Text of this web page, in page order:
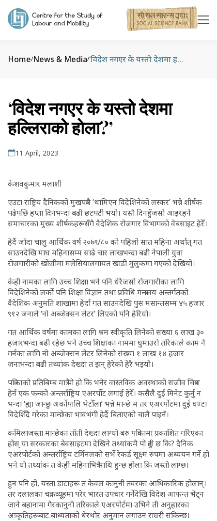
Home/News & Media/ ‘विदेश नगएर के यस्तो देशमा हल्लिराको होला?’
‘विदेश नगएर के यस्तो देशमा
हल्लिराको होला?’
11 April, 2023
केशवकुमार मलाशी
एउटा राष्ट्रिय दैनिकको मुखपत्रमै ‘थामिएन विदेशिनेको लस्कर’ भन्ने शीर्षक
पढेपछि हप्ता दिनभन्दा बढी छटपटी भयो। यस्तै दिनहुँजसो आइरहने
समाचारका मुख्य शीर्षकहरूसँगै वैदेशिक रोजगार विभागको वेबसाइट हेरेँ।
हेर्दै जाँदा चालु आर्थिक वर्ष २०७९/८० को पहिलो सात महिना अर्थात् गत
साउनदेखि माघ महिनासम्म साढे चार लाखभन्दा बढी नेपाली युवा
रोजगारीको खोजीमा मलेसियालगायत खाडी मुलुकमा गएको देखियो।
केही नामका लागि उच्च शिक्षा भने पनि धेरैजसो रोजगारीका लागि
विदेशिनेको लर्को पनि शिक्षा विज्ञान तथा प्रविधि मन्त्रालय अन्तर्गतको
वैदेशिक अनुमति शाखामा हेर्दा गत साउनदेखि पुस मसान्तसम्म ४५ हजार
९१२ जनाले ‘नो अब्जेक्सन लेटर’ लिएको पनि हेरियो।
गत आर्थिक वर्षमा कामका लागि श्रम स्वीकृति लिनेको संख्या ६ लाख ३०
हजारभन्दा बढी रहेछ भने उच्च शिक्षाका नाममा घुमाउरो तरिकाले काम नै
गर्नका लागि नो अब्जेक्सन लेटर लिनेको संख्या १ लाख १४ हजार
जनाभन्दा बढी तथ्यांक देख्दा त झन् हेरेको हेरै भइयो।
पत्रिकाको प्रतिबिम्ब मात्रै पो हो कि भनेर वास्तविक अवस्थाको सजीव चित्रण
हेर्न एक फन्को अन्तर्राष्ट्रिय एअरर्पोट लगाई हेरेँ। कसैलै दुई मिनेट कुर्नु न
भन्दा ‘ह्या जान्छु अर्कोपालि भेटौँला’ भन्ने मान्छे म तर एअरर्पोटमा दुई घण्टा
विदेशिँदै गरेका मान्छेका भावभंगी हेर्दै बिताएको चालै पाइनँ।
कमिलाजस्ता मान्छेका ताँती देख्दा लाग्यो बरु पत्रिकामा प्रकाशित गरिएका
होस् या सरकारका बेवसाइटमा देखिने तथ्यांकमै पो त्रुटी छ कि? दैनिक
एअरपोर्टको अन्तर्राष्ट्रिय टर्मिनलको सर्भे रेकर्ड सूक्ष्म रुपमा अध्ययन गर्ने हो
भने यो तथ्यांक त केही महिनाभित्रै माथि हुन्छ होला कि जस्तो लाग्छ।
हुन पनि हो, यस्ता डाटाहरू त केवल कानुनी तवरका आधिकारिक होलान्।
तर दलालका चक्रव्यूहमा परेर भारत उपचार गर्नेदेखि विदेश आफन्त भेट्न
जाने बहानामा गैरकानुनी तरिकाले एअरपोर्टमा उभिने ती अनुहारका
आकृतिहरूबाट बाध्यताको धेरथोर अनुमान लगाउन राम्ररी सकिन्छ।